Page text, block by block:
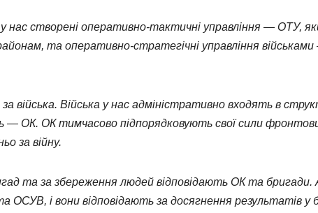
у нас створені оперативно-тактичні управління — ОТУ,
та оперативно-стратегічні управління
війська. Війська у нас адміністративно входять в
— ОК. ОК тимчасово підпорядковують свої сили
за війну.
та за збереження людей відповідають ОК та
ОСУВ, і вони відповідають за досягнення результатів у